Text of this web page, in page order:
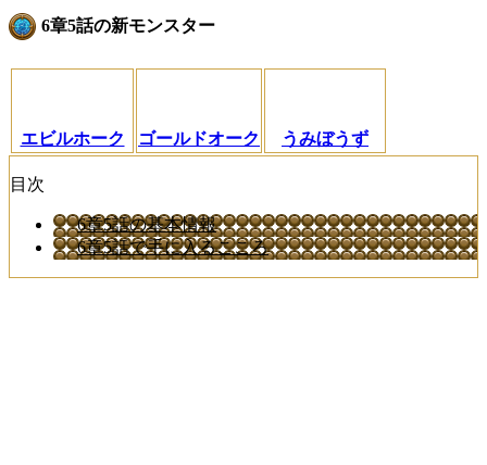
6章5話の新モンスター
エビルホーク ゴールドオーク うみぼうず
目次
6章5話の基本情報
6章5話で手に入るこころ